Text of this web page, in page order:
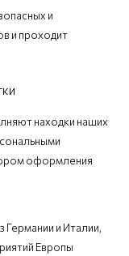
и
и проходит
находки наших
оформления
и Италии,
Европы